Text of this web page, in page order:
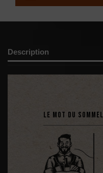
Description
Le mot du